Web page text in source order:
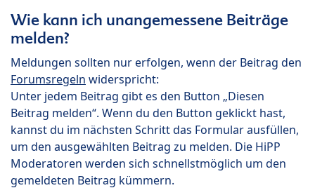
Wie kann ich unangemessene Beiträge
melden?
Meldungen sollten nur erfolgen, wenn der Beitrag den
Forumsregeln widerspricht:
Unter jedem Beitrag gibt es den Button „Diesen
Beitrag melden“. Wenn du den Button geklickt hast,
kannst du im nächsten Schritt das Formular ausfüllen,
um den ausgewählten Beitrag zu melden. Die HiPP
Moderatoren werden sich schnellstmöglich um den
gemeldeten Beitrag kümmern.